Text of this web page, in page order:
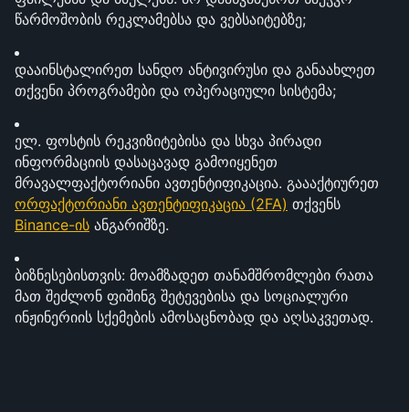
წარმოშობის რეკლამებსა და ვებსაიტებზე;
დააინსტალირეთ სანდო ანტივირუსი და განაახლეთ
თქვენი პროგრამები და ოპერაციული სისტემა;
ელ. ფოსტის რეკვიზიტებისა და სხვა პირადი
ინფორმაციის დასაცავად გამოიყენეთ
ორფაქტორიანი ავთენტიფიკაცია (2FA)
Binance-ის ანგარიშზე.
ბიზნესებისთვის: მოამზადეთ თანამშრომლები რათა
მათ შეძლონ ფიშინგ შეტევებისა და სოციალური
ინჟინერიის სქემების ამოსაცნობად და აღსაკვეთად.